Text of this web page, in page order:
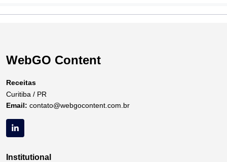
WebGO Content
Receitas
Curitiba / PR
Email: contato@webgocontent.com.br
Institutional